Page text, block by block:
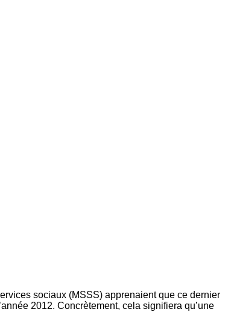
sociaux (MSSS) apprenaient que ce dernier
2012. Concrètement, cela signifiera qu’une